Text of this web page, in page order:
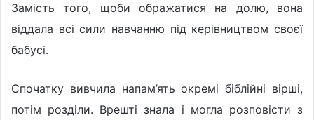
Замість того, щоби ображатися на долю, вона
віддала всі сили навчанню під керівництвом своєї
бабусі.
Спочатку вивчила напам’ять окремі біблійні вірші,
потім розділи. Врешті знала і могла розповісти з